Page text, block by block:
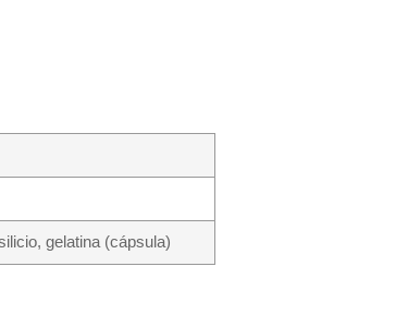
gelatina (cápsula)